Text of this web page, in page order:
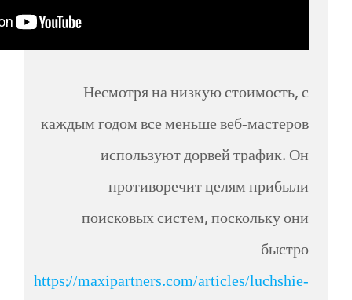
Несмотря на низкую стоимость, с
каждым годом все меньше веб-мастеров
используют дорвей трафик. Он
противоречит целям прибыли
поисковых систем, поскольку они
быстро
https://maxipartners.com/articles/luchshie-